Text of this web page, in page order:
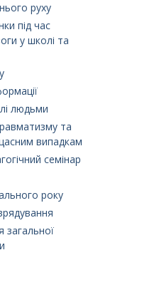
руху
під час
у школі та
людьми
та
випадкам
семінар
року